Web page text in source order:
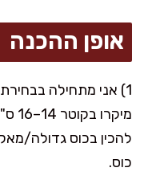
אופן ההכנה
1) אני מתחילה
להכין בכוס גדולה/
כוס.